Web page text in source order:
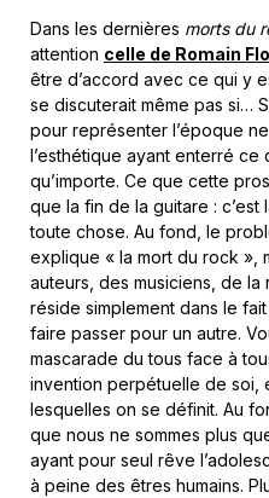
Dans les dernières morts du
attention celle de Romain
être d’accord avec ce qui y
se discuterait même pas si…
pour représenter l’époque
l’esthétique ayant enterré ce
qu’importe. Ce que cette
que la fin de la guitare :
toute chose. Au fond, le
explique « la mort du rock »,
auteurs, des musiciens, de
réside simplement dans le
faire passer pour un autre.
mascarade du tous face à
invention perpétuelle de soi,
lesquelles on se définit. Au
que nous ne sommes plus
ayant pour seul rêve
à peine des êtres humains.